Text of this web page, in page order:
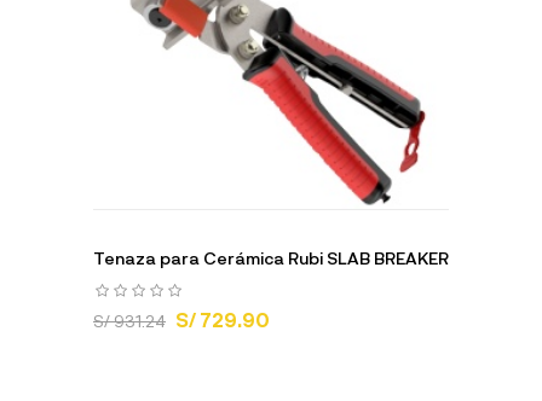
Tenaza para Cerámica Rubi SLAB BREAKER
S/ 931.24 S/ 729.90